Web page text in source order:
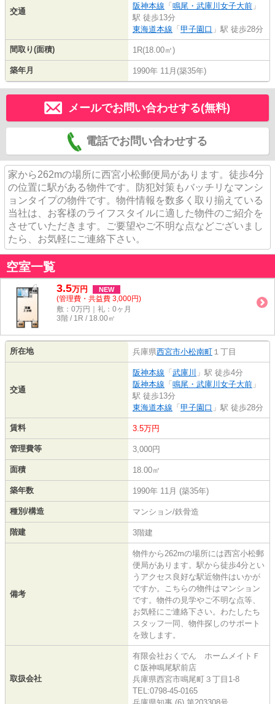
交通
阪神本線 「 鳴尾・武庫川女子大前 」
駅 徒歩13分
東海道本線 「 甲子園口 」駅 徒歩28分
間取り(面積) 1R(18.00㎡)
築年月 1990年 11月(築35年)
メールでお問い合わせする(無料)
電話でお問い合わせする
家から262mの場所に西宮小松郵便局があります。徒歩4分
の位置に駅がある物件です。防犯対策もバッチリなマンシ
ョンタイプの物件です。物件情報を数多く取り揃えている
当社は、お客様のライフスタイルに適した物件のご紹介を
させていただきます。ご要望やご不明な点などございまし
たら、お気軽にご連絡下さい。
空室一覧
3.5万円 NEW
(管理費・共益費 3,000円)
敷：0万円｜礼：0ヶ月
3階 / 1R / 18.00㎡
所在地 兵庫県西宮市小松南町 １丁目
交通
阪神本線 「 武庫川 」駅 徒歩4分
阪神本線 「 鳴尾・武庫川女子大前 」
駅 徒歩13分
東海道本線 「 甲子園口 」駅 徒歩28分
賃料 3.5万円
管理費等 3,000円
面積 18.00㎡
築年数 1990年 11月 (築35年)
種別/構造 マンション/鉄骨造
階建 3階建
備考
物件から262mの場所には西宮小松郵
便局があります。駅から徒歩4分とい
うアクセス良好な駅近物件はいかが
ですか。こちらの物件はマンション
です。物件の見学やご不明な点等、
お気軽にご連絡下さい。わたしたち
スタッフ一同、物件探しのサポート
を致します。
取扱会社
有限会社おくでん ホームメイトＦ
Ｃ阪神鳴尾駅前店
兵庫県西宮市鳴尾町３丁目1-8
TEL:0798-45-0165